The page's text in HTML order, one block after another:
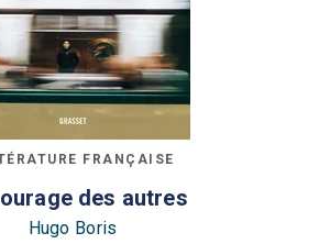
FRANÇAISE
des autres
Hugo Boris